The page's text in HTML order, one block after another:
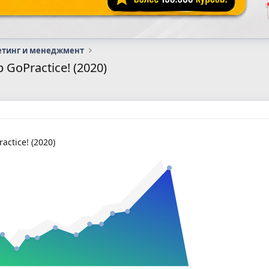
и менеджмент
(2020)
(2020)